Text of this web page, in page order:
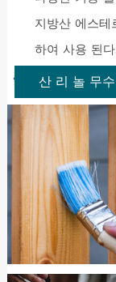
지방산 에스
하여 사용 된
산 리 놀 무